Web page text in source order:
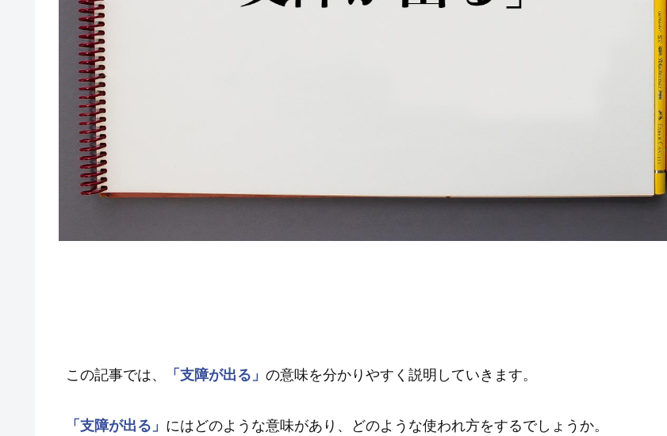
この記事では、 「支障が出る」 の意味を分かりやすく説明していきます。
「支障が出る」 にはどのような意味があり、どのような使われ方をするでしょうか。